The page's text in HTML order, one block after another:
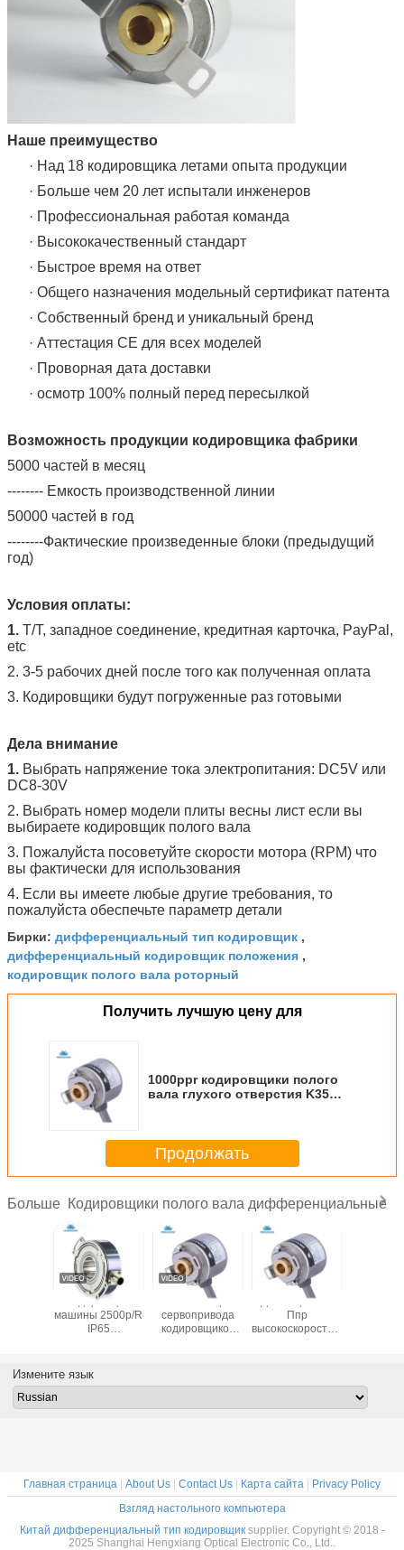
Наше преимущество
· Над 18 кодировщика летами опыта продукции
· Больше чем 20 лет испытали инженеров
· Профессиональная работая команда
· Высококачественный стандарт
· Быстрое время на ответ
· Общего назначения модельный сертификат патента
· Собственный бренд и уникальный бренд
· Аттестация CE для всех моделей
· Проворная дата доставки
· осмотр 100% полный перед пересылкой
Возможность продукции кодировщика фабрики
5000 частей в месяц
-------- Емкость производственной линии
50000 частей в год
--------Фактические произведенные блоки (предыдущий
год)
Условия оплаты:
1. T/T, западное соединение, кредитная карточка, PayPal,
etc
2. 3-5 рабочих дней после того как полученная оплата
3. Кодировщики будут погруженные раз готовыми
Дела внимание
1. Выбрать напряжение тока электропитания: DC5V или
DC8-30V
2. Выбрать номер модели плиты весны лист если вы
выбираете кодировщик полого вала
3. Пожалуйста посоветуйте скорости мотора (RPM) что
вы фактически для использования
4. Если вы имеете любые другие требования, то
пожалуйста обеспечьте параметр детали
Бирки: дифференциальный тип кодировщик ,
дифференциальный кодировщик положения ,
кодировщик полого вала роторный
Получить лучшую цену для
1000ppr кодировщики полого
вала глухого отверстия K35
Продолжать
Больше Кодировщики полого вала дифференциальные
50-
R
кодировщик
машины 2500p/R
IP65
дифференциальный
через отверстие
ткань мотора
сервопривода
кодировщиков
дифференциальная
Диаметр 1000
Ппр
высокоскоростного
отверстия К35
Измените язык
Главная страница About Us Contact Us Карта сайта
Privacy Policy
Взгляд настольного компьютера
Китай дифференциальный тип кодировщикsupplier. Copyright © 2018 -
2025 Shanghai Hengxiang Optical Electronic Co., Ltd..